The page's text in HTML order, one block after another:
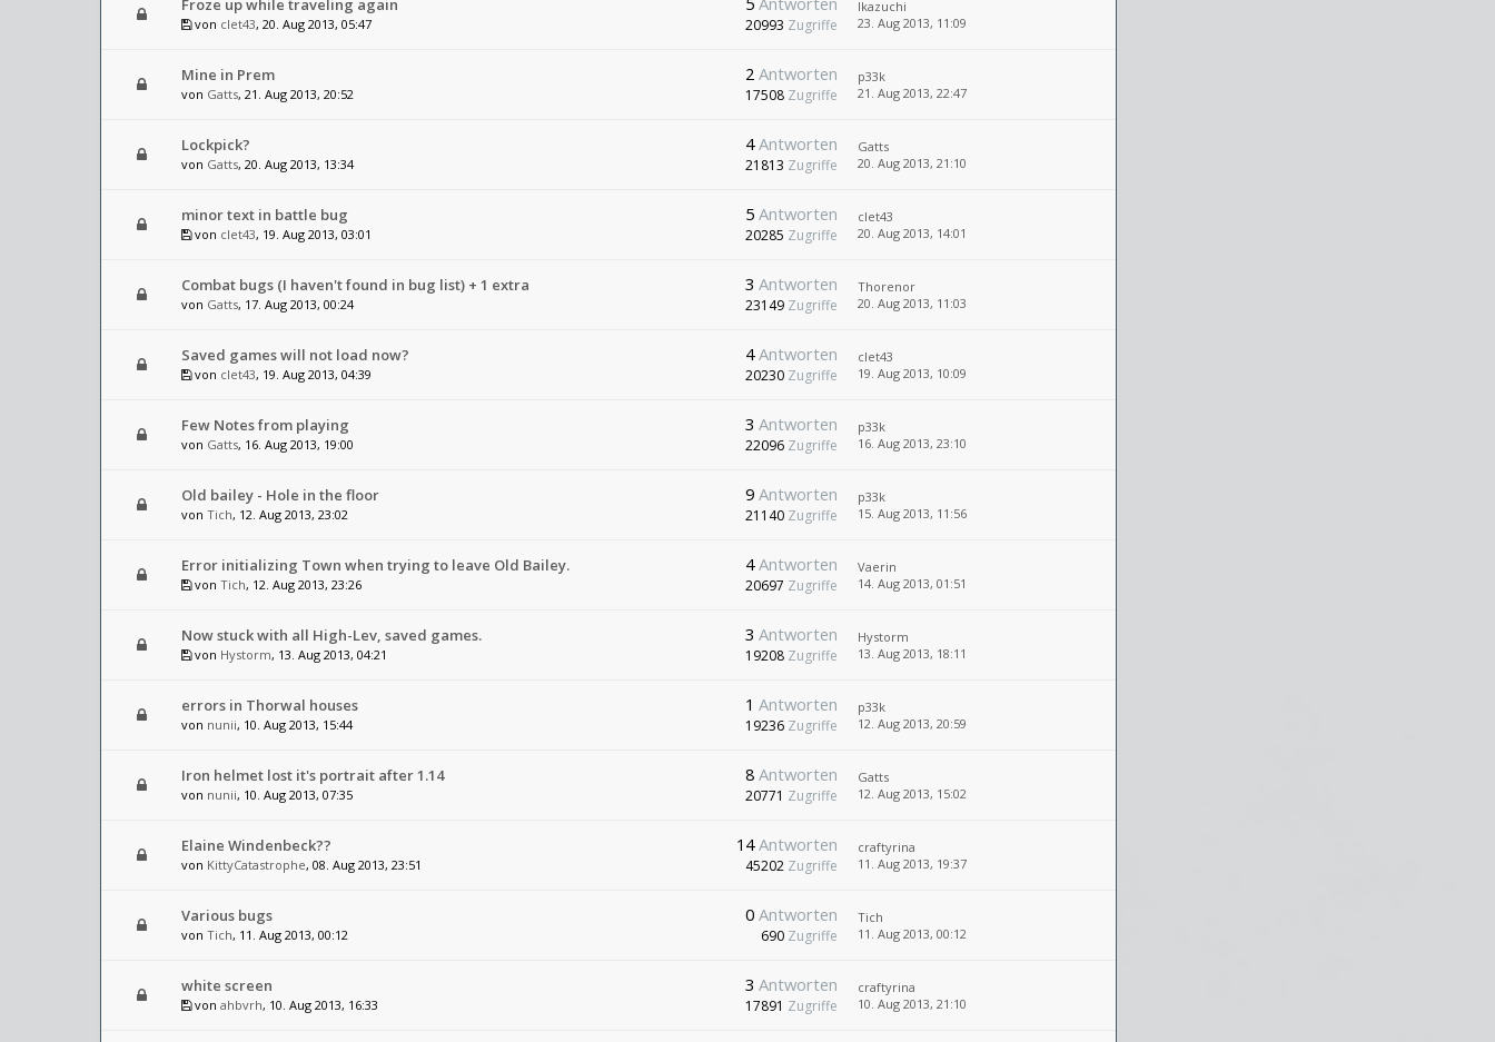
Froze up while traveling again
von clet43, 20. Aug 2013, 05:47 20993 Zugriffe
Ikazuchi
23. Aug 2013, 11:09
Mine in Prem
von Gatts, 21. Aug 2013, 20:52
2 Antworten
17508 Zugriffe
p33k
21. Aug 2013, 22:47
Lockpick?
von Gatts, 20. Aug 2013, 13:34
4Antworten
21813 Zugriffe
Gatts
20. Aug 2013, 21:10
minor text in battle bug
von clet43, 19. Aug 2013, 03:01
5 Antworten
20285 Zugriffe
clet43
20. Aug 2013, 14:01
Combat bugs (I haven't found in bug list) + 1 extra
von Gatts, 17. Aug 2013, 00:24
3 Antworten
23149 Zugriffe
Thorenor
20. Aug 2013, 11:03
Saved games will not load now?
von clet43, 19. Aug 2013, 04:39
4Antworten
20230 Zugriffe
clet43
19. Aug 2013, 10:09
Few Notes from playing
von Gatts, 16. Aug 2013, 19:00
3 Antworten
22096 Zugriffe
p33k
16. Aug 2013, 23:10
Old bailey - Hole in the floor
von Tich, 12. Aug 2013, 23:02
9 Antworten
21140 Zugriffe
p33k
15. Aug 2013, 11:56
Error initializing Town when trying to leave Old Bailey.
von Tich, 12. Aug 2013, 23:26
4Antworten
20697 Zugriffe
Vaerin
14. Aug 2013, 01:51
Now stuck with all High-Lev, saved games.
von Hystorm, 13. Aug 2013, 04:21
3 Antworten
19208 Zugriffe
Hystorm
13. Aug 2013, 18:11
errors in Thorwal houses
von nunii, 10. Aug 2013, 15:44
1 Antworten
19236 Zugriffe
p33k
12. Aug 2013, 20:59
Iron helmet lost it's portrait after 1.14
von nunii, 10. Aug 2013, 07:35
8 Antworten
20771 Zugriffe
Gatts
12. Aug 2013, 15:02
Elaine Windenbeck??
von KittyCatastrophe, 08. Aug 2013, 23:51
14Antworten
45202 Zugriffe
craftyrina
11. Aug 2013, 19:37
Various bugs
von Tich, 11. Aug 2013, 00:12
0 Antworten
690 Zugriffe
Tich
11. Aug 2013, 00:12
white screen
von ahbvrh, 10. Aug 2013, 16:33
3 Antworten
17891 Zugriffe
craftyrina
10. Aug 2013, 21:10